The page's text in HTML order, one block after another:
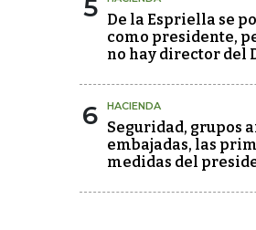
5 De la Espriella se
como presidente,
no hay director del
6 HACIENDA
Seguridad, grupos
embajadas, las
medidas del